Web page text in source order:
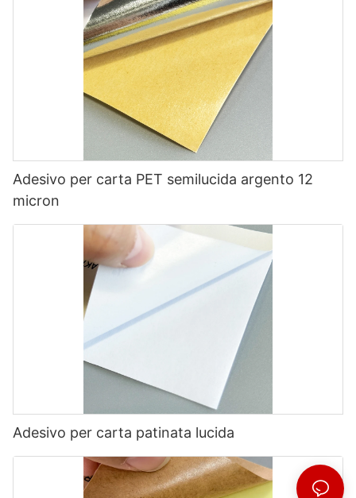
Adesivo per carta PET semilucida argento 12
micron
Adesivo per carta patinata lucida